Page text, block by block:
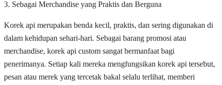
3. Sebagai Merchandise yang Praktis dan Berguna
Korek api merupakan benda kecil, praktis, dan sering digunakan di
dalam kehidupan sehari-hari. Sebagai barang promosi atau
merchandise, korek api custom sangat bermanfaat bagi
penerimanya. Setiap kali mereka mengfungsikan korek api tersebut,
pesan atau merek yang tercetak bakal selalu terlihat, memberi